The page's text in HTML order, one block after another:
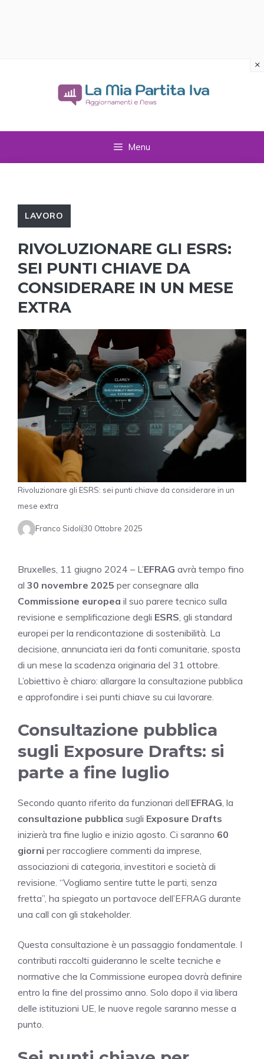
Menu
LAVORO
RIVOLUZIONARE GLI ESRS:
SEI PUNTI CHIAVE DA
CONSIDERARE IN UN MESE
EXTRA
Rivoluzionare gli ESRS: sei punti chiave da considerare in un
mese extra
Franco Sidoli30 Ottobre 2025
Bruxelles, 11 giugno 2024 – L’EFRAG avrà tempo fino
al 30 novembre 2025 per consegnare alla
Commissione europea il suo parere tecnico sulla
revisione e semplificazione degli ESRS , gli standard
europei per la rendicontazione di sostenibilità. La
decisione, annunciata ieri da fonti comunitarie, sposta
di un mese la scadenza originaria del 31 ottobre.
L’obiettivo è chiaro: allargare la consultazione pubblica
e approfondire i sei punti chiave su cui lavorare.
Consultazione pubblica
sugli Exposure Drafts: si
parte a fine luglio
Secondo quanto riferito da funzionari dell’EFRAG , la
consultazione pubblica sugli Exposure Drafts
inizierà tra fine luglio e inizio agosto. Ci saranno 60
giorni per raccogliere commenti da imprese,
associazioni di categoria, investitori e società di
revisione. “Vogliamo sentire tutte le parti, senza
fretta”, ha spiegato un portavoce dell’EFRAG durante
una call con gli stakeholder.
Questa consultazione è un passaggio fondamentale. I
contributi raccolti guideranno le scelte tecniche e
normative che la Commissione europea dovrà definire
entro la fine del prossimo anno. Solo dopo il via libera
delle istituzioni UE, le nuove regole saranno messe a
punto.
×